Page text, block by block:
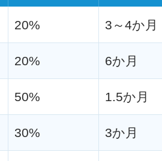
20% 3～4か月
20% 6か月
50% 1.5か月
30% 3か月